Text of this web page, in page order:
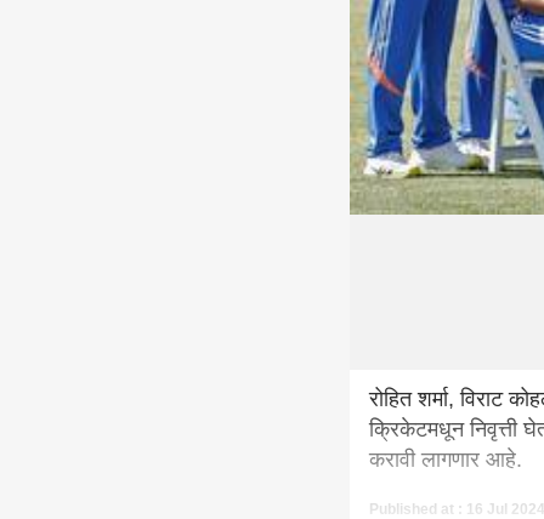
रोहित शर्मा, विराट
क्रिकेटमधून निवृत्ती
करावी लागणार आहे.
Published at : 16 Jul